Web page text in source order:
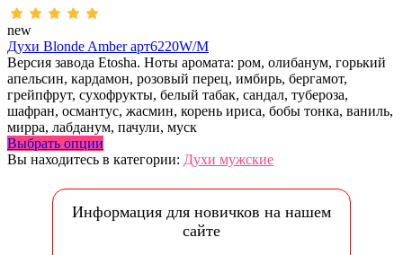
new
Духи Blonde Amber арт6220W/M
Версия завода Etosha. Ноты аромата: ром, олибанум, горький
апельсин, кардамон, розовый перец, имбирь, бергамот,
грейпфрут, сухофрукты, белый табак, сандал, тубероза,
шафран, османтус, жасмин, корень ириса, бобы тонка, ваниль,
мирра, лабданум, пачули, муск
Выбрать опции
Вы находитесь в категории: Духи мужские
Информация для новичков на нашем
сайте